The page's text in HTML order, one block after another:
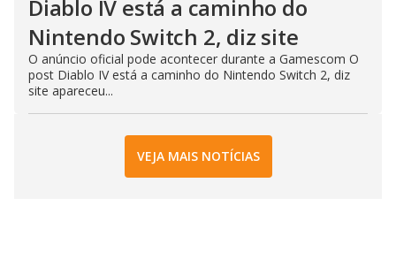
Diablo IV está a caminho do
Nintendo Switch 2, diz site
O anúncio oficial pode acontecer durante a Gamescom O
post Diablo IV está a caminho do Nintendo Switch 2, diz
site apareceu...
VEJA MAIS NOTÍCIAS